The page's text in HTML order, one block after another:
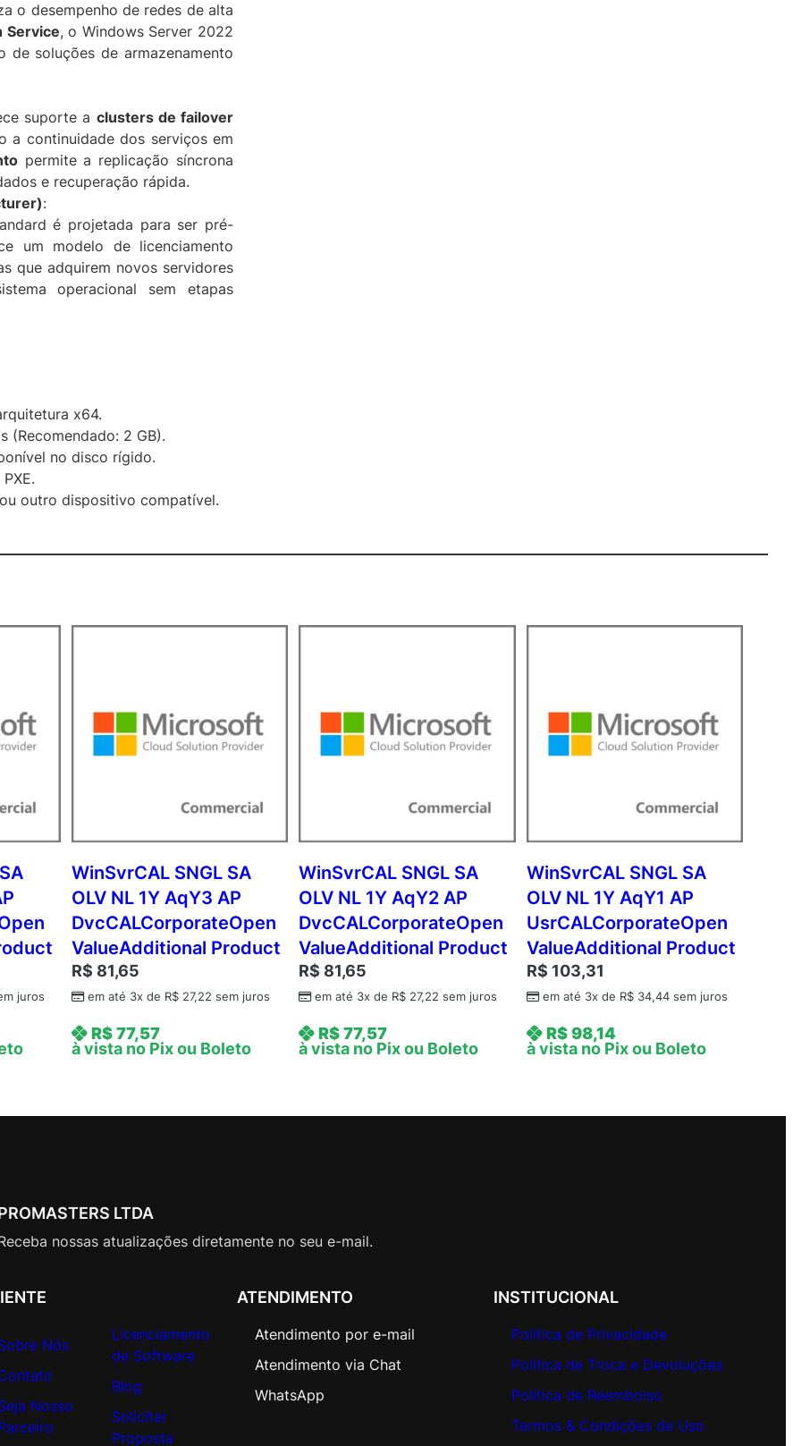
u
a
n
d
a
d
e
o desempenho de redes de alta
Service, o Windows Server 2022
soluções de armazenamento
suporte a clusters de failover
a continuidade dos serviços em
permite a replicação síncrona
e recuperação rápida.
:
é projetada para ser pré-
um modelo de licenciamento
que adquirem novos servidores
operacional sem etapas
x64.
(Recomendado: 2 GB).
no disco rígido.
outro dispositivo compatível.
juros
WinSvrCAL SNGL SA
OLV NL 1Y AqY3 AP
DvcCALCorporateOpen
ValueAdditional Product
R$ 81,65
em até 3x de R$27,22 sem juros
R$77,57
à vista no Pix ou Boleto
WinSvrCAL SNGL SA
OLV NL 1Y AqY2 AP
DvcCALCorporateOpen
ValueAdditional Product
R$ 81,65
em até 3x de R$ 27,22 sem juros
R$77,57
à vista no Pix ou Boleto
WinSvrCAL SNGL SA
OLV NL 1Y AqY1 AP
UsrCALCorporateOpen
ValueAdditional Product
R$ 103,31
em até 3x de R$34,44sem juros
R$98,14
à vista no Pix ou Boleto
LTDA
nossas atualizações diretamente no seu e-mail.
Nós
Nosso
Licenciamento
de Software
Blog
Solicitar
Proposta
ATENDIMENTO
Atendimento por e-mail
Atendimento via Chat
WhatsApp
INSTITUCIONAL
Política de Privacidade
Política de Troca e Devoluções
Política de Reembolso
Termos & Condições de Uso